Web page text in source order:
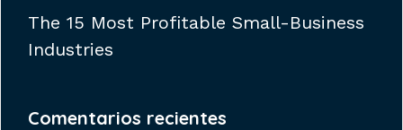
The 15 Most Profitable Small-Business
Industries
Comentarios recientes